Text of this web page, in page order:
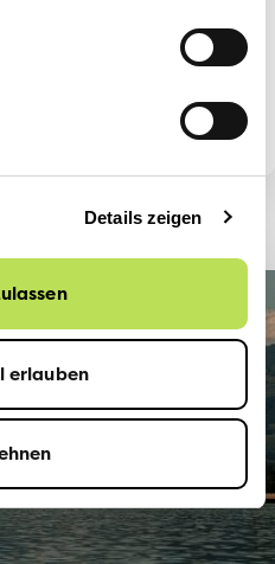
Details zeigen
erlauben